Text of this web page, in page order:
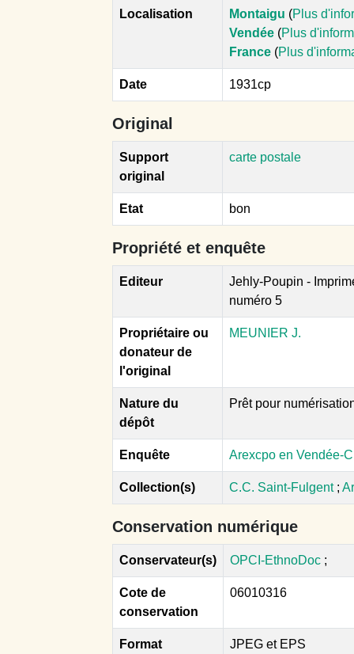
Localisation Montaigu (Plus
Vendée (Plus
France (Plus
Date 1931cp
Original
Support
original
carte postale
Etat bon
Propriété et enquête
Editeur
Jehly-Poupin -
numéro 5
Propriétaire ou
donateur de
l'original
MEUNIER J.
Nature du
dépôt
Prêt pour
Enquête Arexcpo en Vendée-
Collection(s) C.C. Saint-Fulgent ;
Conservation numérique
Conservateur(s) OPCI-EthnoDoc ;
Cote de
conservation
06010316
Format
JPEG et EPS